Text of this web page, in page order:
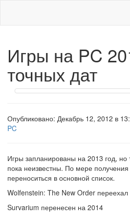
Игры на PC
точных дат
Опубликовано: Декабрь 12, 2012 в
PC
Игры запланированы на 2013 год, но
пока неизвестны. По мере
переноситься в основной список.
Wolfenstein: The New Order переехал
Survarium перенесен на 2014